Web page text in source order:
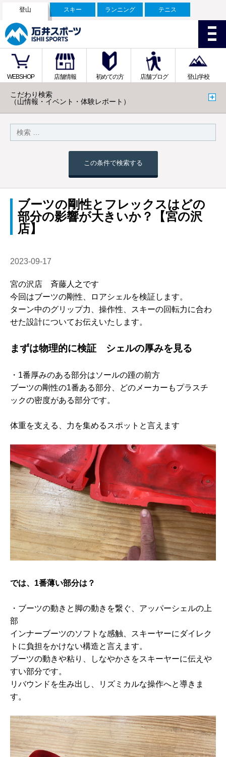
登山 スキー ランニング テニス
WEBSHOP 店舗情報 初めての方 店舗ブログ 登山学校
こだわり検索
（山情報・イベント・体験レポート）
この条件で検索する
ブーツの剛性とフレックスはどの
部分の影響が大きいか？【宮の沢
店】
2023-09-17
宮の沢店 斉藤人之です
今回はブーツの剛性、ロアシェルを検証します。
ターン中のグリップ力、操作性、スキーの回転力に合わ
せた設計についてお伝えいたします。
まずは物理的に検証 シェルの厚みを見る
・1番厚みのある部分はソールの踵の前方
ブーツの剛性の1番ある部分、どのメーカーもプラスチ
ックの密度がある部分です。
体重を支える、力を集めるスポットと言えます
では、1番薄い部分は？
・ブーツの動きと脚の動きを繋ぐ、アッパーシェルの上
部
インナーブーツのソフトな感触、スキーヤーにダイレク
トに負担をかけない構造と言えます。
ブーツの動きや粘り、しなやかさをスキーヤーに伝えや
すい部分です。
リバウンドを生み出し、リズミカルな操作へと導きま
す。